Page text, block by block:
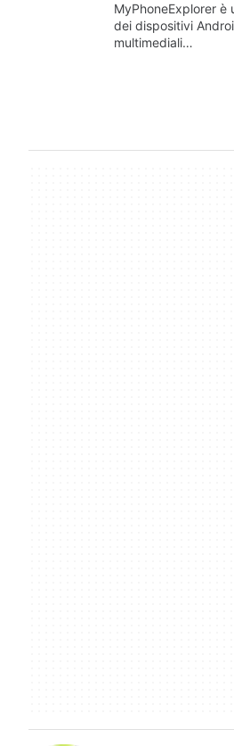
MyPhoneExplorer
dei dispositivi
multimediali…